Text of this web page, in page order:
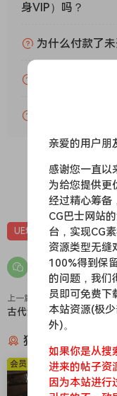
身VIP）吗？
为什么付款了
UE场景 UE场景-风格化
上一篇
古代洞穴-Ancient
猜你喜欢
会员免费
亲爱的用户朋
感谢您一直以
为给您提供更
经过精心筹备
CG巴士网站
台，实现CG
资源类型无缝
100%得到保
的问题，我们
员即可免费下
本站资源(极
外)。
如果你是从搜
进来的帖子资
因为本站进行